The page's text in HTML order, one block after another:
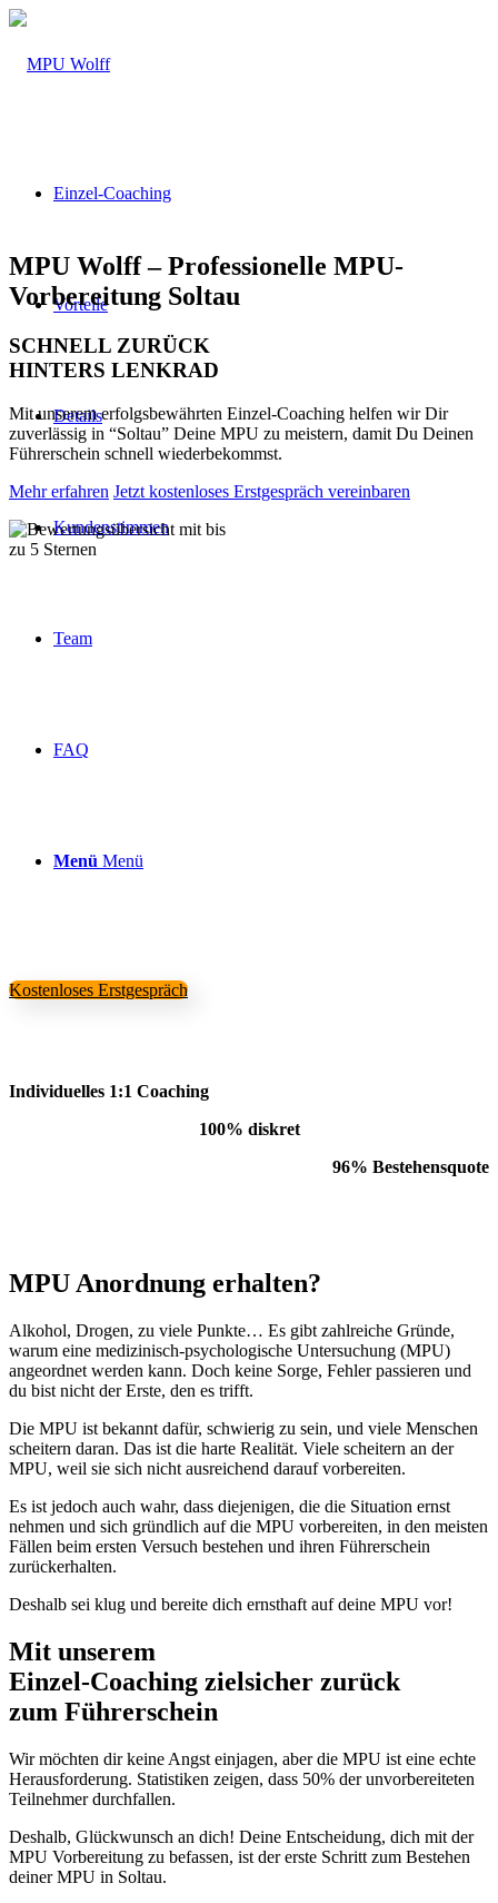
Einzel-Coaching
Vorteile
Details
Kundenstimmen
Team
FAQ
Menü Menü
Kostenloses Erstgespräch
MPU Wolff – Professionelle MPU-
Vorbereitung Soltau
SCHNELL ZURÜCK
HINTERS LENKRAD
Mit unserem erfolgsbewährten Einzel-Coaching helfen wir Dir
zuverlässig in “Soltau” Deine MPU zu meistern, damit Du Deinen
Führerschein schnell wiederbekommst.
Mehr erfahren Jetzt kostenloses Erstgespräch vereinbaren
Individuelles 1:1 Coaching
100% diskret
96% Bestehensquote
MPU Anordnung erhalten?
Alkohol, Drogen, zu viele Punkte… Es gibt zahlreiche Gründe,
warum eine medizinisch-psychologische Untersuchung (MPU)
angeordnet werden kann. Doch keine Sorge, Fehler passieren und
du bist nicht der Erste, den es trifft.
Die MPU ist bekannt dafür, schwierig zu sein, und viele Menschen
scheitern daran. Das ist die harte Realität. Viele scheitern an der
MPU, weil sie sich nicht ausreichend darauf vorbereiten.
Es ist jedoch auch wahr, dass diejenigen, die die Situation ernst
nehmen und sich gründlich auf die MPU vorbereiten, in den meisten
Fällen beim ersten Versuch bestehen und ihren Führerschein
zurückerhalten.
Deshalb sei klug und bereite dich ernsthaft auf deine MPU vor!
Mit unserem
Einzel-Coaching zielsicher zurück
zum Führerschein
Wir möchten dir keine Angst einjagen, aber die MPU ist eine echte
Herausforderung. Statistiken zeigen, dass 50% der unvorbereiteten
Teilnehmer durchfallen.
Deshalb, Glückwunsch an dich! Deine Entscheidung, dich mit der
MPU Vorbereitung zu befassen, ist der erste Schritt zum Bestehen
deiner MPU in Soltau.